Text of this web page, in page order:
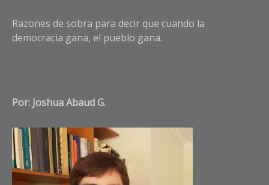
Razones de sobra para decir que cuando la
democracia gana, el pueblo gana.
Por: Joshua Abaud G.